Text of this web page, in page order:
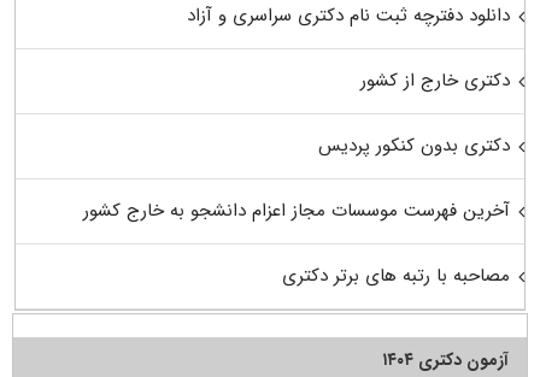
دانلود دفترچه ثبت نام دکتری سراسری و آزاد
دکتری خارج از کشور
دکتری بدون کنکور پردیس
آخرین فهرست موسسات مجاز اعزام دانشجو به خارج کشور
مصاحبه با رتبه های برتر دکتری
آزمون دکتری ۱۴۰۴